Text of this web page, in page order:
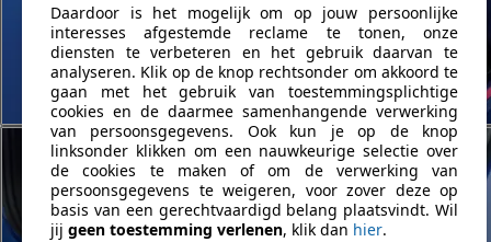
Daardoor is het mogelijk om op jouw persoonlijke
interesses afgestemde reclame te tonen, onze
diensten te verbeteren en het gebruik daarvan te
analyseren. Klik op de knop rechtsonder om akkoord te
gaan met het gebruik van toestemmingsplichtige
cookies en de daarmee samenhangende verwerking
van persoonsgegevens. Ook kun je op de knop
linksonder klikken om een nauwkeurige selectie over
de cookies te maken of om de verwerking van
persoonsgegevens te weigeren, voor zover deze op
basis van een gerechtvaardigd belang plaatsvindt. Wil
jij geen toestemming verlenen, klik dan hier.